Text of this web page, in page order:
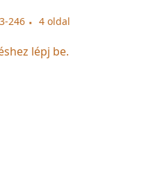
246 4 oldal
lépj be.